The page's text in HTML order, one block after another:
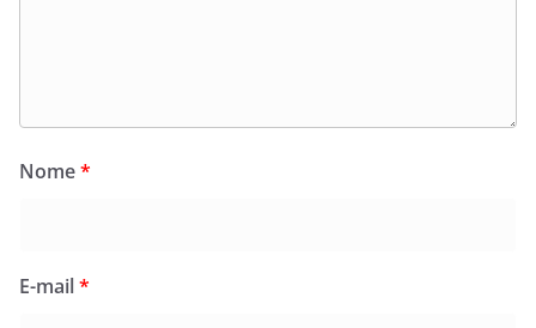
Nome*
E-mail*